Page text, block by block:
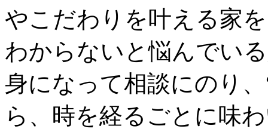
やこだわりを叶える家
わからないと悩んでい
身になって相談にのり
ら、時を経るごとに味